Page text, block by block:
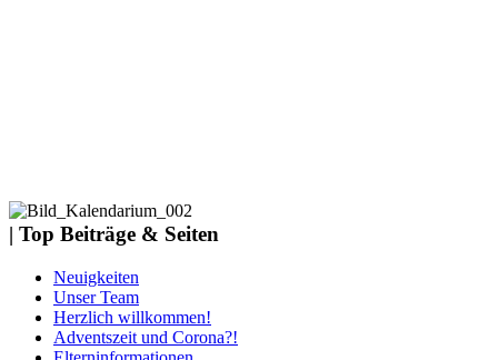
| Top Beiträge & Seiten
Neuigkeiten
Unser Team
Herzlich willkommen!
Adventszeit und Corona?!